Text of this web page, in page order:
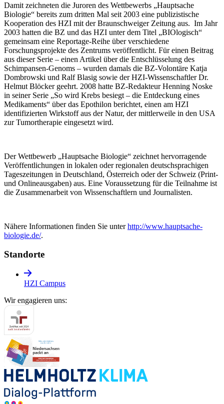
Damit zeichneten die Juroren des Wettbewerbs „Hauptsache
Biologie“ bereits zum dritten Mal seit 2003 eine publizistische
Kooperation des HZI mit der Braunschweiger Zeitung aus. Im Jahr
2003 hatten die BZ und das HZI unter dem Titel „BIOlogisch“
gemeinsam eine Reportage-Reihe über verschiedene
Forschungsprojekte des Zentrums veröffentlicht. Für einen Beitrag
aus dieser Serie – einen Artikel über die Entschlüsselung des
Schimpansen-Genoms – wurden damals die BZ-Volontäre Katja
Dombrowski und Ralf Blasig sowie der HZI-Wissenschaftler Dr.
Helmut Blöcker geehrt. 2008 hatte BZ-Redakteur Henning Noske
in seiner Serie „So wird Krebs besiegt – die Entdeckung eines
Medikaments“ über das Epothilon berichtet, einen am HZI
identifizierten Wirkstoff aus der Natur, der mittlerweile in den USA
zur Tumortherapie eingesetzt wird.
Der Wettbewerb „Hauptsache Biologie“ zeichnet hervorragende
Veröffentlichungen in lokalen oder regionalen deutschsprachigen
Tageszeitungen in Deutschland, Österreich oder der Schweiz (Print-
und Onlineausgaben) aus. Eine Voraussetzung für die Teilnahme ist
die Zusammenarbeit von Wissenschaftlern und Journalisten.
Nähere Informationen finden Sie unterhttp://www.hauptsache-
biologie.de/.
Standorte
HZI Campus
Wir engagieren uns: